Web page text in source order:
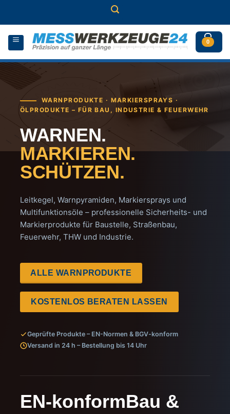
0
WARNPRODUKTE · MARKIERSPRAYS ·
ÖLPRODUKTE – FÜR BAU, INDUSTRIE & FEUERWEHR
WARNEN.
MARKIEREN.
SCHÜTZEN.
Leitkegel, Warnpyramiden, Markiersprays und
Multifunktionsöle – professionelle Sicherheits- und
Markierprodukte für Baustelle, Straßenbau,
Feuerwehr, THW und Industrie.
ALLE WARNPRODUKTE
KOSTENLOS BERATEN LASSEN
Geprüfte Produkte – EN-Normen & BGV-konform
Versand in 24 h – Bestellung bis 14 Uhr
EN-konformBau &